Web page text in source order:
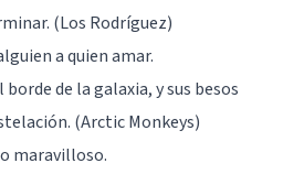
(Los Rodríguez)
a quien amar.
de la galaxia, y sus besos
(Arctic Monkeys)
maravilloso.